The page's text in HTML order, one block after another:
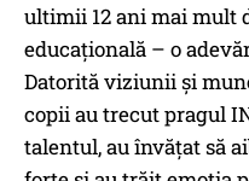
ultimii 12 ani mai mult
educațională – o
Datorită viziunii și
copii au trecut pragul
talentul, au învățat să